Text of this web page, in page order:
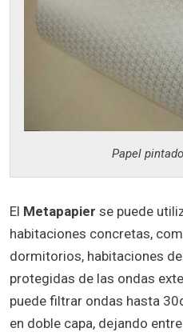
Papel
El Metapapier se puede
habitaciones concretas,
dormitorios, habitaciones
protegidas de las ondas
puede filtrar ondas hasta
en doble capa, dejando